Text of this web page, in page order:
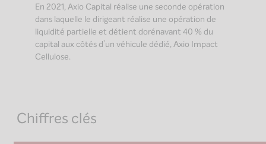
En 2021, Axio Capital réalise une seconde opération
dans laquelle le dirigeant réalise une opération de
liquidité partielle et détient dorénavant 40 % du
capital aux côtés d’un véhicule dédié, Axio Impact
Cellulose.
Chiffres clés